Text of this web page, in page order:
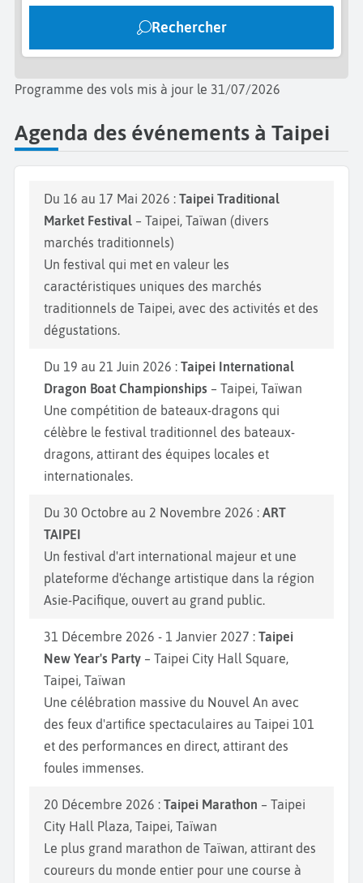
Rechercher
Programme des vols mis à jour le 31/07/2026
Agenda des événements à Taipei
Du 16 au 17 Mai 2026 : Taipei Traditional
Market Festival – Taipei, Taïwan (divers
marchés traditionnels)
Un festival qui met en valeur les
caractéristiques uniques des marchés
traditionnels de Taipei, avec des activités et des
dégustations.
Du 19 au 21 Juin 2026 : Taipei International
Dragon Boat Championships – Taipei, Taïwan
Une compétition de bateaux-dragons qui
célèbre le festival traditionnel des bateaux-
dragons, attirant des équipes locales et
internationales.
Du 30 Octobre au 2 Novembre 2026 : ART
TAIPEI
Un festival d'art international majeur et une
plateforme d'échange artistique dans la région
Asie-Pacifique, ouvert au grand public.
31 Décembre 2026 - 1 Janvier 2027 : Taipei
New Year's Party – Taipei City Hall Square,
Taipei, Taïwan
Une célébration massive du Nouvel An avec
des feux d'artifice spectaculaires au Taipei 101
et des performances en direct, attirant des
foules immenses.
20 Décembre 2026 : Taipei Marathon – Taipei
City Hall Plaza, Taipei, Taïwan
Le plus grand marathon de Taïwan, attirant des
coureurs du monde entier pour une course à